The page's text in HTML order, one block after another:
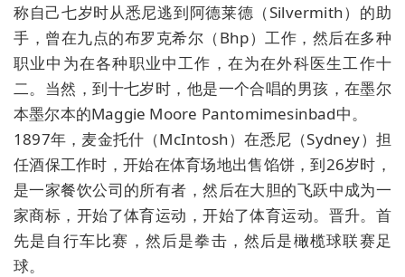
称自己七岁时从悉尼逃到阿德莱德（Silvermith）的助
手，曾在九点的布罗克希尔（Bhp）工作，然后在多种
职业中为在各种职业中工作，在为在外科医生工作十
二。当然，到十七岁时，他是一个合唱的男孩，在墨尔
本墨尔本的Maggie Moore Pantomimesinbad中。
1897年，麦金托什（McIntosh）在悉尼（Sydney）担
任酒保工作时，开始在体育场地出售馅饼，到26岁时，
是一家餐饮公司的所有者，然后在大胆的飞跃中成为一
家商标，开始了体育运动，开始了体育运动。晋升。首
先是自行车比赛，然后是拳击，然后是橄榄球联赛足
球。